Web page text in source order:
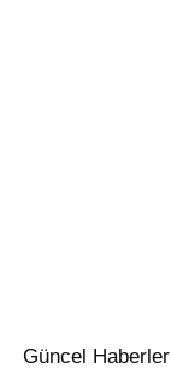
Güncel Haberler